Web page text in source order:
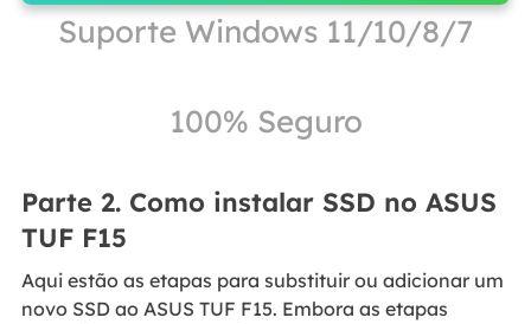
Suporte Windows 11/10/8/7
100% Seguro
Parte 2. Como instalar SSD no ASUS
TUF F15
Aqui estão as etapas para substituir ou adicionar um
novo SSD ao ASUS TUF F15. Embora as etapas